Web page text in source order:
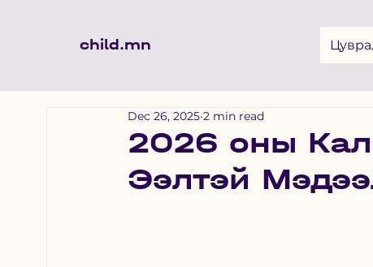
child.mn
2026 оны
Ээлтэй
Dec 26, 2025 2 min read